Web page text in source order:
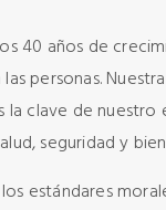
40 años de
personas.
la clave de
seguridad y
estándares